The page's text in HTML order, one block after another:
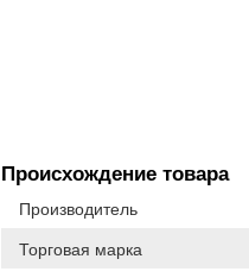
Происхождение товара
Производитель
Торговая марка